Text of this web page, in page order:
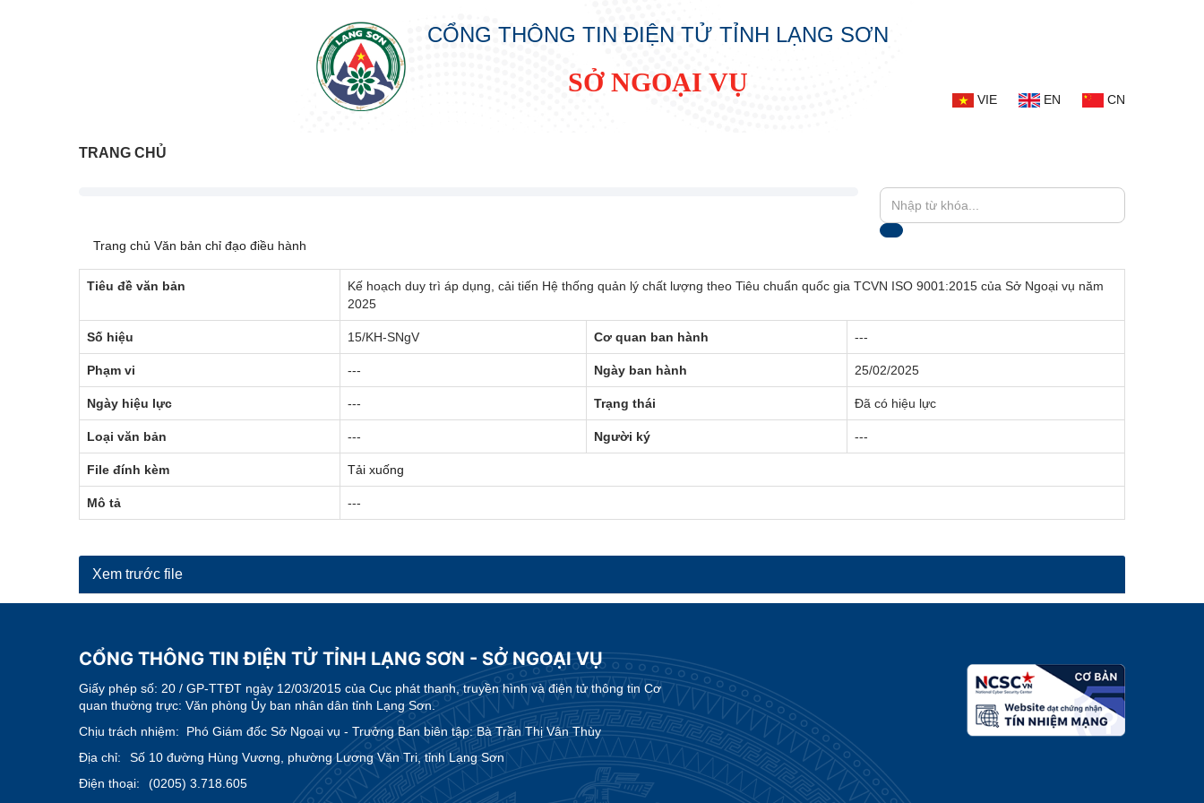
CỔNG THÔNG TIN ĐIỆN TỬ TỈNH LẠNG SƠN
SỞ NGOẠI VỤ
VIE EN CN
TRANG CHỦ
Trang chủ Văn bản chỉ đạo điều hành
Tiêu đề văn bản
Kế hoạch duy trì áp dụng, cải tiến Hệ thống quản lý chất lượng theo Tiêu chuẩn quốc gia TCVN ISO 9001:2015 của Sở Ngoại vụ năm
2025
Số hiệu 15/KH-SNgV Cơ quan ban hành ---
Phạm vi --- Ngày ban hành 25/02/2025
Ngày hiệu lực --- Trạng thái Đã có hiệu lực
Loại văn bản --- Người ký ---
File đính kèm Tải xuống
Mô tả ---
Xem trước file
CỔNG THÔNG TIN ĐIỆN TỬ TỈNH LẠNG SƠN - SỞ NGOẠI VỤ
Giấy phép số: 20 / GP-TTĐT ngày 12/03/2015 của Cục phát thanh, truyền hình và điện tử thông tin Cơ
quan thường trực: Văn phòng Ủy ban nhân dân tỉnh Lạng Sơn.
Chịu trách nhiệm: Phó Giám đốc Sở Ngoại vụ - Trưởng Ban biên tập: Bà Trần Thị Vân Thùy
Địa chỉ:
Số 10 đường Hùng Vương, phường Lương Văn Tri, tỉnh Lạng Sơn
Điện thoại:
(0205) 3.718.605